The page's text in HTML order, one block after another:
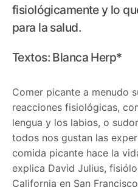
fisiológicamente y lo
para la salud.
Textos: Blanca Herp*
Comer picante a menudo
reacciones fisiológicas,
lengua y los labios, o
todos nos gustan las
comida picante hace la
explica David Julius,
California en San